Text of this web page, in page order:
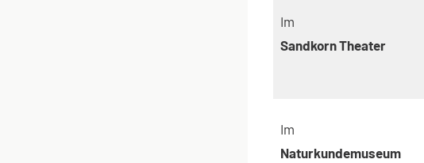
Im
Sandkorn Theater
Im
Naturkundemuseum